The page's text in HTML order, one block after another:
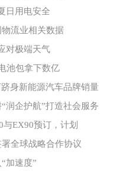
日用电安全
流业相关数据
对极端天气
池包拿下数亿
身新能源汽车品牌销量
润企护航”打造社会服务
EX90预订，计划
全球战略合作协议
加速度”